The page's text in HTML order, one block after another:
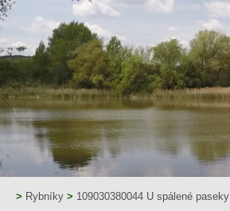
> Rybníky> 109030380044 U spálené paseky